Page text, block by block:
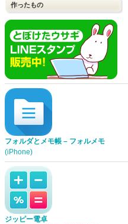
作ったもの
フォルダとメモ帳 – フォルメモ
(iPhone)
ジッピー電卓